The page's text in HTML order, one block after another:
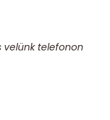
velünk telefonon